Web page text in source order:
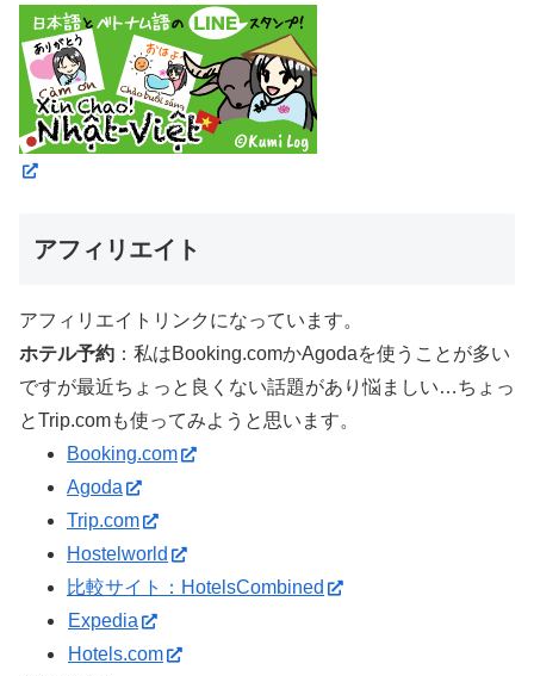
アフィリエイト
アフィリエイトリンクになっています。
ホテル予約 ：私はBooking.comかAgodaを使うことが多い
ですが最近ちょっと良くない話題があり悩ましい…ちょっ
とTrip.comも使ってみようと思います。
Booking.com
Agoda
Trip.com
Hostelworld
比較サイト：HotelsCombined
Expedia
Hotels.com